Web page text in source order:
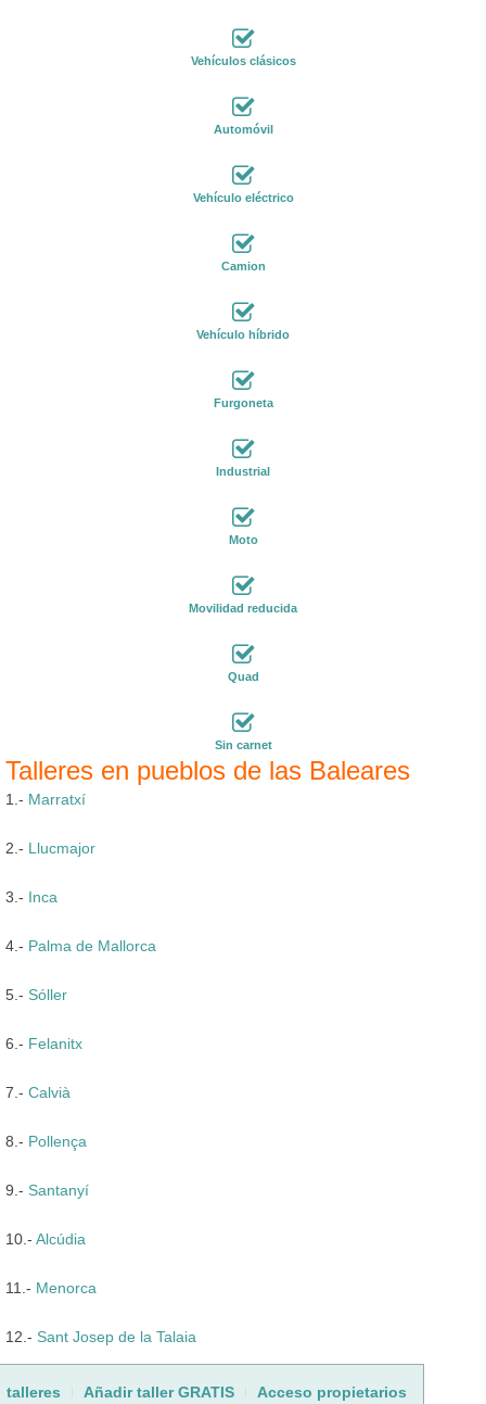
Vehículos clásicos
Automóvil
Vehículo eléctrico
Camion
Vehículo híbrido
Furgoneta
Industrial
Moto
Movilidad reducida
Quad
Sin carnet
Talleres en pueblos de las Baleares
1.- Marratxí
2.- Llucmajor
3.- Inca
4.- Palma de Mallorca
5.- Sóller
6.- Felanitx
7.- Calvià
8.- Pollença
9.- Santanyí
10.- Alcúdia
11.- Menorca
12.- Sant Josep de la Talaia
talleres Añadir taller GRATIS Acceso propietarios